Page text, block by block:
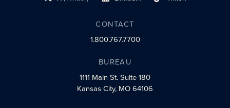
lien vers le profil sociallien vers le profil sociallien vers le profil social
CONTACT
1.800.767.7700
BUREAU
1111 Main St.Suite 180
Kansas City, MO 64106